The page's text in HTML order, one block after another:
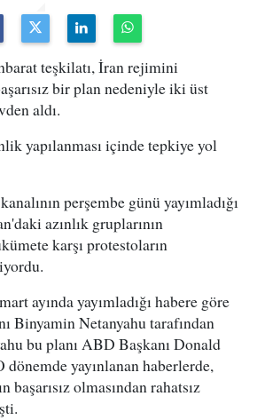
teşkilatı, İran rejimini
bir plan nedeniyle iki üst
aldı.
yapılanması içinde tepkiye yol
perşembe günü yayımladığı
azınlık gruplarının
karşı protestoların
ayında yayımladığı habere göre
Binyamin Netanyahu tarafından
bu planı ABD Başkanı Donald
yayınlanan haberlerde,
başarısız olmasından rahatsız